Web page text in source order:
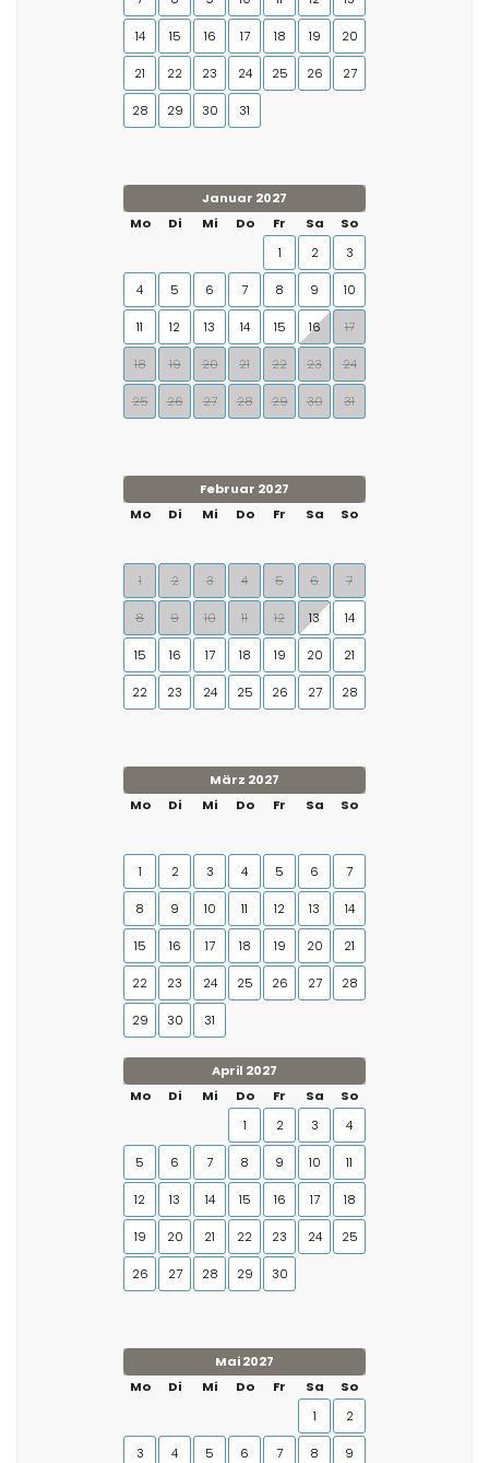
14 15 16 17 18 19 20
21 22 23 24 25 26 27
28 29 30 31
Januar 2027
Mo
Di Mi Do Fr Sa
So
1
2 3
4 5 6 7 8 9 10
11 12 13 14 15 16 17
18 19 20 21 22 23 24
25 26 27 28 29 30 31
Februar 2027
Mo
Di Mi Do Fr Sa So
1 2 3 4 5 6 7
8 9 10 11 12 13 14
15 16 17 18 19 20 21
22 23 24 25 26 27 28
März 2027
Mo
Di Mi Do Fr Sa So
1 2 3 4 5 6 7
8 9 10 11 12 13 14
15 16 17 18 19 20 21
22 23 24 25 26 27 28
29 30 31
April 2027
Mo
Di Mi Do Fr Sa
So
1
2 3 4
5 6 7 8 9 10 11
12 13 14 15 16 17 18
19 20 21 22 23 24 25
26 27 28 29 30
Mai 2027
Mo
Di Mi Do Fr Sa
So
1
2
3 4 5 6 7 8 9